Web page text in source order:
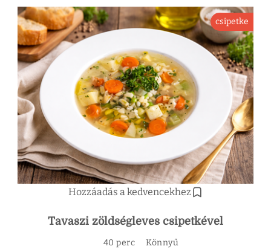
Hozzáadás a kedvencekhez
csipetke
Tavaszi zöldségleves csipetkével
40 perc Könnyű